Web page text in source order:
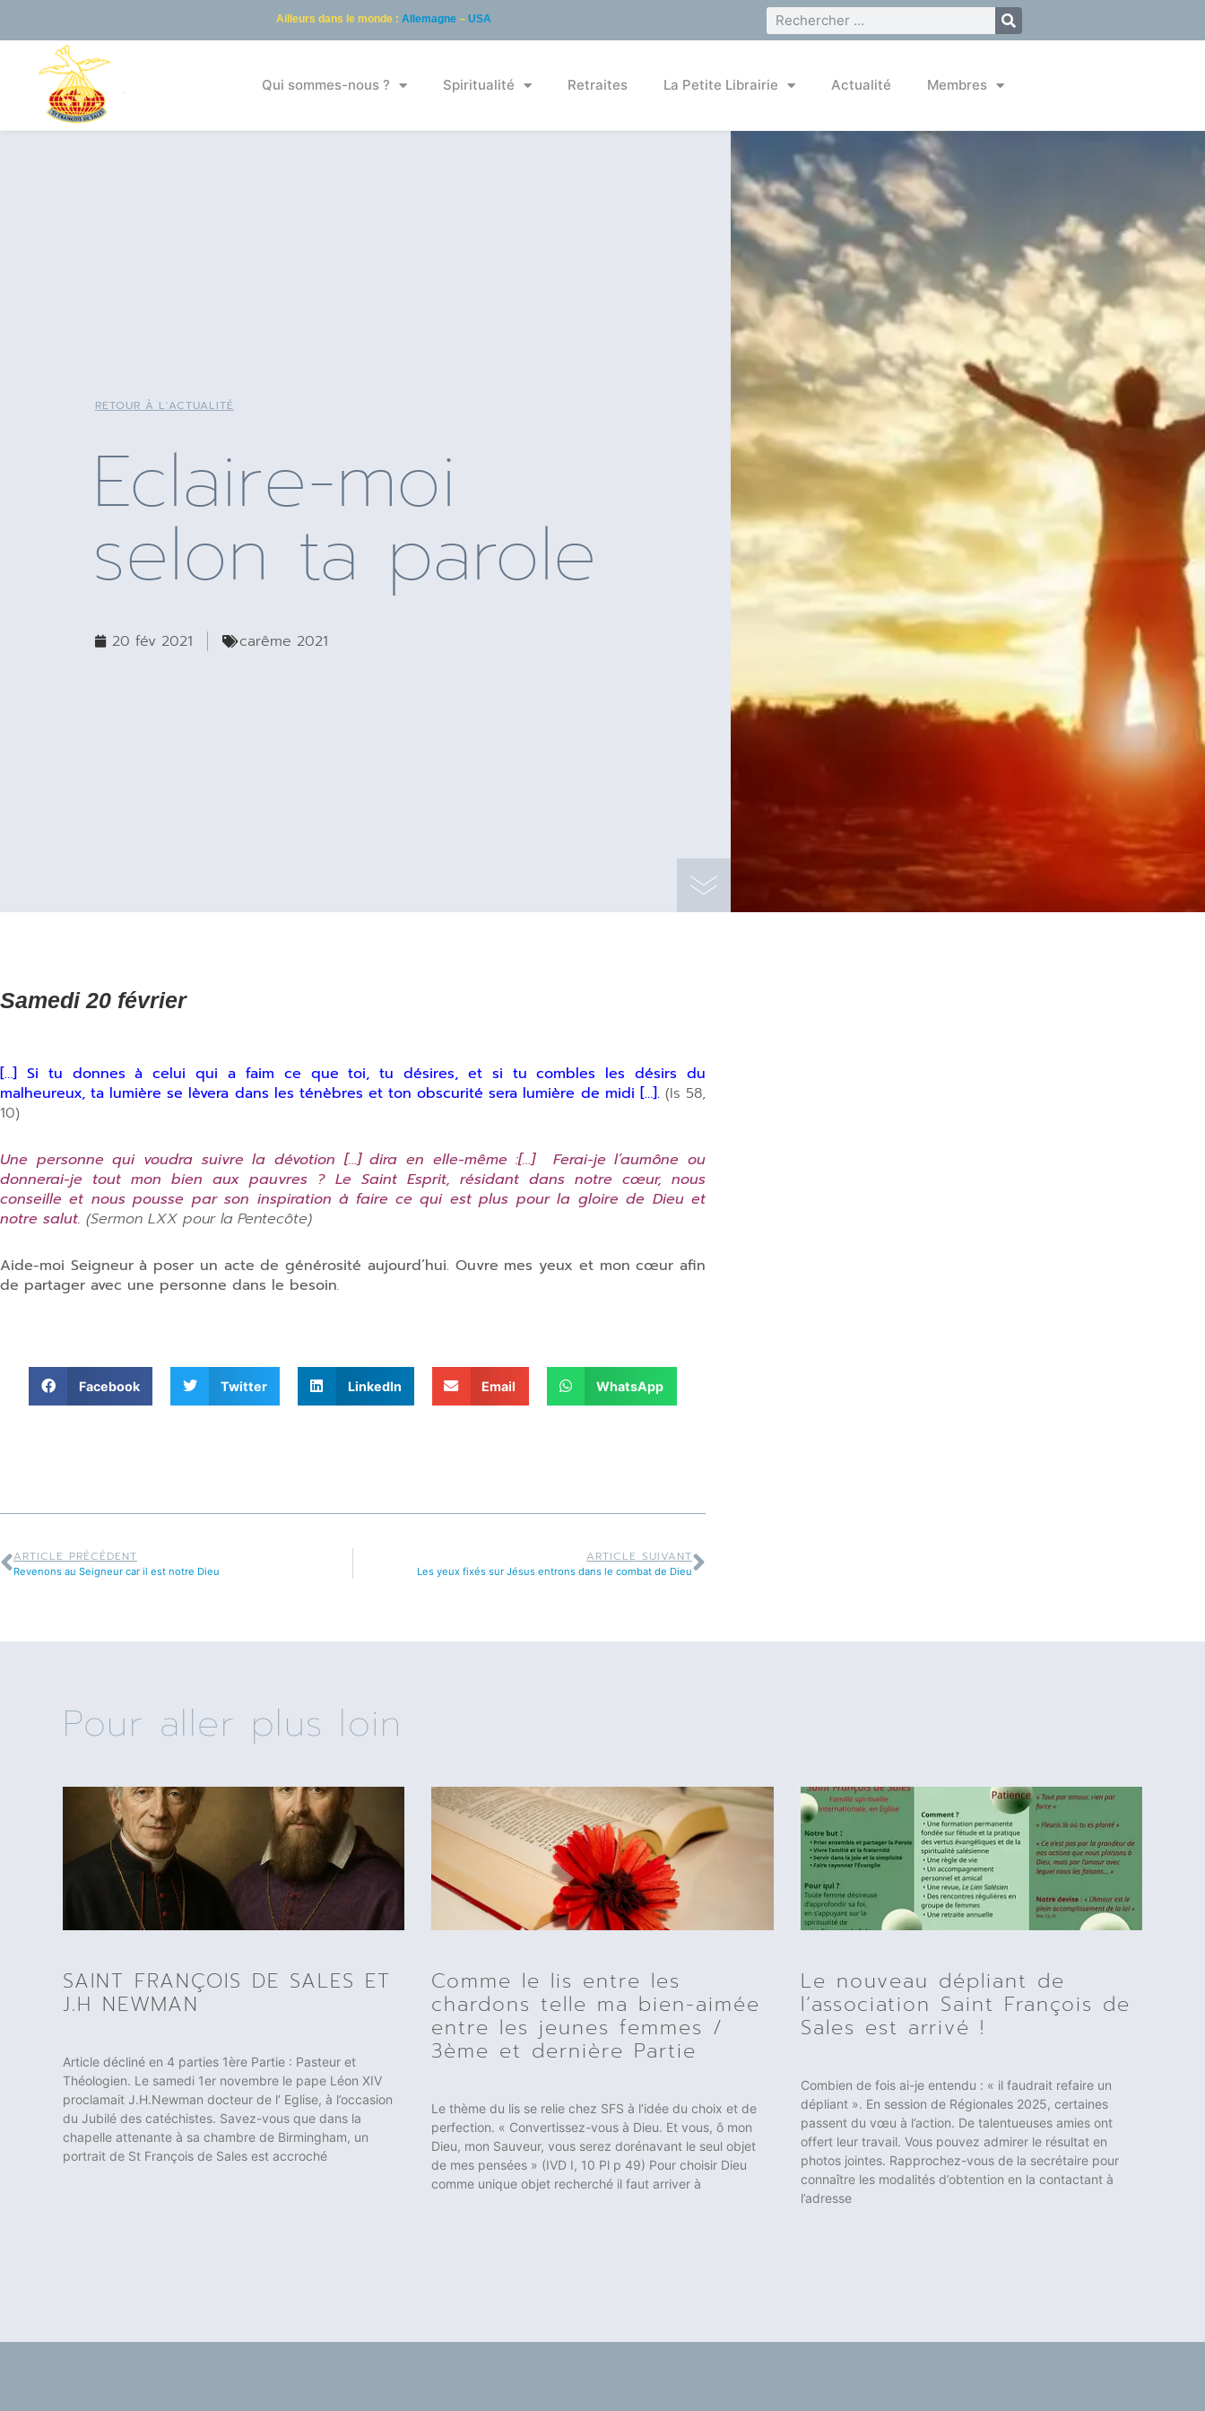
Ailleurs dans le monde : Allemagne– USA
Qui sommes-nous ? Spiritualité Retraites La Petite Librairie Actualité Membres
RETOUR À L'ACTUALITÉ
Eclaire-moi
selon ta parole
20 fév 2021 carême 2021
Samedi 20 février
[…] Si tu donnes à celui qui a faim ce que toi, tu désires, et si tu combles les désirs du
malheureux, ta lumière se lèvera dans les ténèbres et ton obscurité sera lumière de midi […].(Is 58,
10)
Une personne qui voudra suivre la dévotion […] dira en elle-même :[…]Ferai-je l’aumône ou
donnerai-je tout mon bien aux pauvres ? Le Saint Esprit, résidant dans notre cœur, nous
conseille et nous pousse par son inspiration à faire ce qui est plus pour la gloire de Dieu et
notre salut. (Sermon LXX pour la Pentecôte)
Aide-moi Seigneur à poser un acte de générosité aujourd’hui. Ouvre mes yeux et mon cœur afin
de partager avec une personne dans le besoin.
Facebook Twitter LinkedIn Email WhatsApp
ARTICLE PRÉCÉDENT
Revenons au Seigneur car il est notre Dieu
ARTICLE SUIVANT
Les yeux fixés sur Jésus entrons dans le combat de Dieu
Pour aller plus loin
SAINT FRANÇOIS DE SALES ET
J.H NEWMAN
Article décliné en 4 parties 1ère Partie : Pasteur et
Théologien. Le samedi 1er novembre le pape Léon XIV
proclamait J.H.Newman docteur de l’ Eglise, à l’occasion
du Jubilé des catéchistes. Savez-vous que dans la
chapelle attenante à sa chambre de Birmingham, un
portrait de St François de Sales est accroché
Comme le lis entre les
chardons telle ma bien-aimée
entre les jeunes femmes /
3ème et dernière Partie
Le thème du lis se relie chez SFS à l’idée du choix et de
perfection. « Convertissez-vous à Dieu. Et vous, ô mon
Dieu, mon Sauveur, vous serez dorénavant le seul objet
de mes pensées » (IVD I, 10 Pl p 49) Pour choisir Dieu
comme unique objet recherché il faut arriver à
Le nouveau dépliant de
l’association Saint François de
Sales est arrivé !
Combien de fois ai-je entendu : « il faudrait refaire un
dépliant ». En session de Régionales 2025, certaines
passent du vœu à l’action. De talentueuses amies ont
offert leur travail. Vous pouvez admirer le résultat en
photos jointes. Rapprochez-vous de la secrétaire pour
connaître les modalités d’obtention en la contactant à
l’adresse